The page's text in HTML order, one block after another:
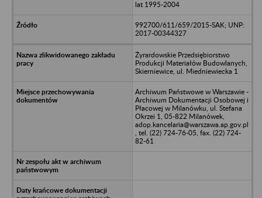
lat 1995-2004
992700/611/659/2015-SAK; UNP:
2017-00344327
Żyrardowskie Przedsiębiorstwo
Produkcji Materiałów Budowlanych,
Skierniewice, ul. Miedniewiecka 1
Archiwum Państwowe w Warszawie -
Archiwum Dokumentacji Osobowej i
Płacowej w Milanówku, ul. Stefana
Okrzei 1, 05-822 Milanówek,
adop.kancelaria@warszawa.ap.gov.pl
, tel. (22) 724-76-05, fax. (22) 724-
82-61